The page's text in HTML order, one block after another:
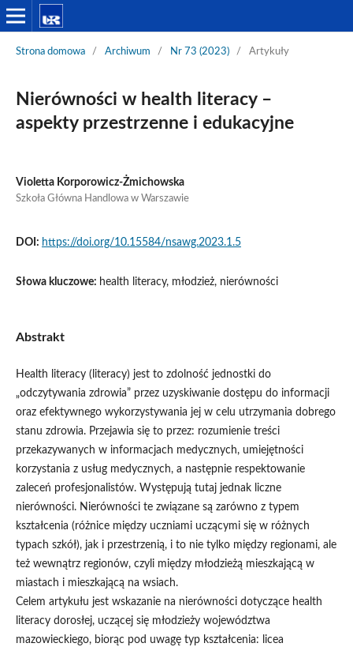
Strona domowa / Archiwum / Nr 73 (2023) / Artykuły
Nierówności w health literacy –
aspekty przestrzenne i edukacyjne
Violetta Korporowicz-Żmichowska
Szkoła Główna Handlowa w Warszawie
DOI: https://doi.org/10.15584/nsawg.2023.1.5
Słowa kluczowe: health literacy, młodzież, nierówności
Abstrakt
Health literacy (literacy) jest to zdolność jednostki do
„odczytywania zdrowia” przez uzyskiwanie dostępu do informacji
oraz efektywnego wykorzystywania jej w celu utrzymania dobrego
stanu zdrowia. Przejawia się to przez: rozumienie treści
przekazywanych w informacjach medycznych, umiejętności
korzystania z usług medycznych, a następnie respektowanie
zaleceń profesjonalistów. Występują tutaj jednak liczne
nierówności. Nierówności te związane są zarówno z typem
kształcenia (różnice między uczniami uczącymi się w różnych
typach szkół), jak i przestrzenią, i to nie tylko między regionami, ale
też wewnątrz regionów, czyli między młodzieżą mieszkającą w
miastach i mieszkającą na wsiach.
Celem artykułu jest wskazanie na nierówności dotyczące health
literacy dorosłej, uczącej się młodzieży województwa
mazowieckiego, biorąc pod uwagę typ kształcenia: licea